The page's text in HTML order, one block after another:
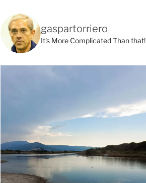
gaspartorriero
It's More Complicated Than that!